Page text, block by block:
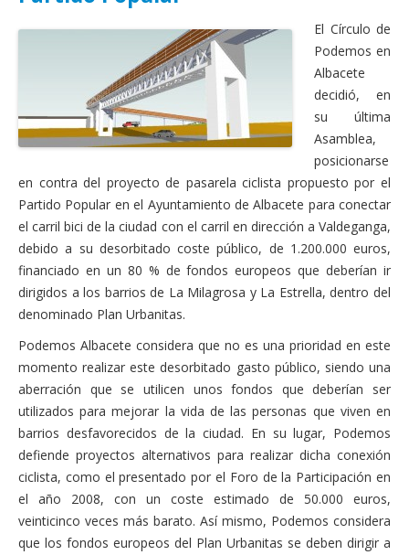
Actas Asamblea Ciudadana
Participa con Podemos en Albacete
El Círculo de
Podemos en
Albacete
decidió, en
su última
Asamblea,
posicionarse
en contra del proyecto de pasarela ciclista propuesto por el
Partido Popular en el Ayuntamiento de Albacete para conectar
el carril bici de la ciudad con el carril en dirección a Valdeganga,
debido a su desorbitado coste público, de 1.200.000 euros,
financiado en un 80 % de fondos europeos que deberían ir
dirigidos a los barrios de La Milagrosa y La Estrella, dentro del
denominado Plan Urbanitas.
Podemos Albacete considera que no es una prioridad en este
momento realizar este desorbitado gasto público, siendo una
aberración que se utilicen unos fondos que deberían ser
utilizados para mejorar la vida de las personas que viven en
barrios desfavorecidos de la ciudad. En su lugar, Podemos
defiende proyectos alternativos para realizar dicha conexión
ciclista, como el presentado por el Foro de la Participación en
el año 2008, con un coste estimado de 50.000 euros,
veinticinco veces más barato. Así mismo, Podemos considera
que los fondos europeos del Plan Urbanitas se deben dirigir a